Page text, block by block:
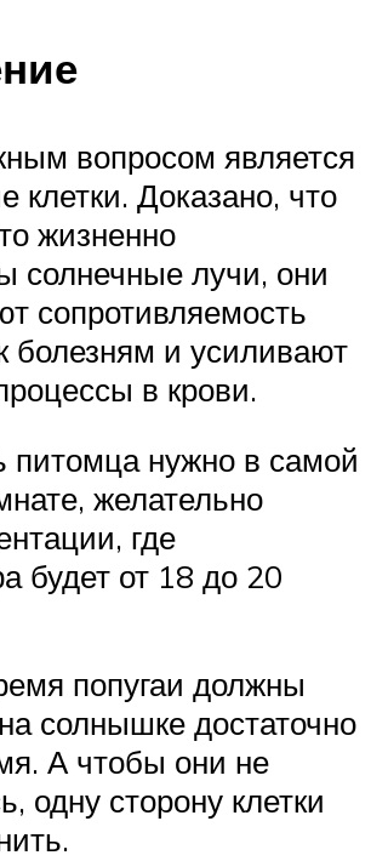
вопросом является
клетки. Доказано, что
жизненно
солнечные лучи, они
сопротивляемость
болезням и усиливают
в крови.
питомца нужно в самой
желательно
где
будет от 18 до 20
попугаи должны
солнышке достаточно
А чтобы они не
одну сторону клетки